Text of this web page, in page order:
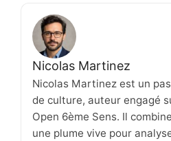
Nicolas Martinez
Nicolas Martinez est un
de culture, auteur engagé
Open 6ème Sens. Il
une plume vive pour